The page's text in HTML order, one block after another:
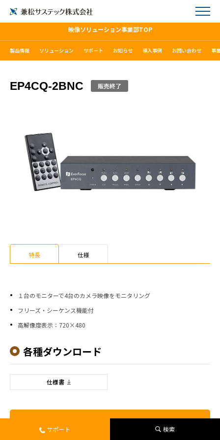
映像ソリューション事業部TOP
製品情報 ソリューション サポート お知らせ 導入事例 お問い合わせ 事
EP4CQ-2BNC 販売終了
特長 仕様
１台のモニターで4台のカメラ映像をモニタリング
フリーズ・シーケンス機能付
高解像度表示：720×480
各種ダウンロード
仕様書
サポート 検索